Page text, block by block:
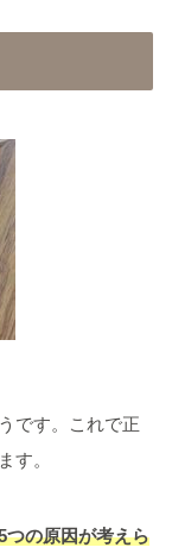
です。これで正
す。
つの原因が考えら